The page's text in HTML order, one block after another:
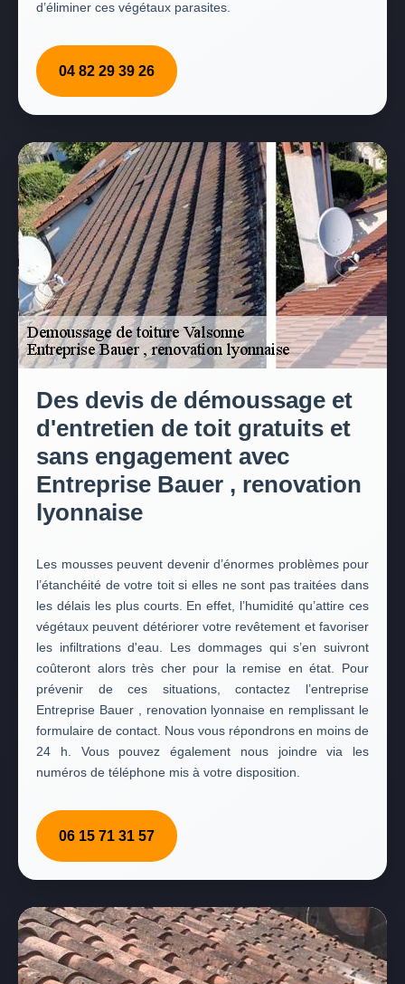
d’éliminer ces végétaux parasites.
04 82 29 39 26
Des devis de démoussage et
d'entretien de toit gratuits et
sans engagement avec
Entreprise Bauer , renovation
lyonnaise
Les mousses peuvent devenir d’énormes problèmes pour
l’étanchéité de votre toit si elles ne sont pas traitées dans
les délais les plus courts. En effet, l’humidité qu’attire ces
végétaux peuvent détériorer votre revêtement et favoriser
les infiltrations d'eau. Les dommages qui s’en suivront
coûteront alors très cher pour la remise en état. Pour
prévenir de ces situations, contactez l’entreprise
Entreprise Bauer , renovation lyonnaise en remplissant le
formulaire de contact. Nous vous répondrons en moins de
24 h. Vous pouvez également nous joindre via les
numéros de téléphone mis à votre disposition.
06 15 71 31 57